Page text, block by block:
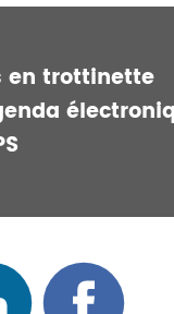
en trottinette